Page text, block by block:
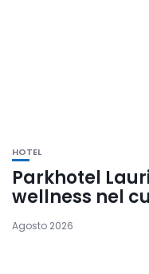
HOTEL
Parkhotel
wellness nel
Agosto 2026